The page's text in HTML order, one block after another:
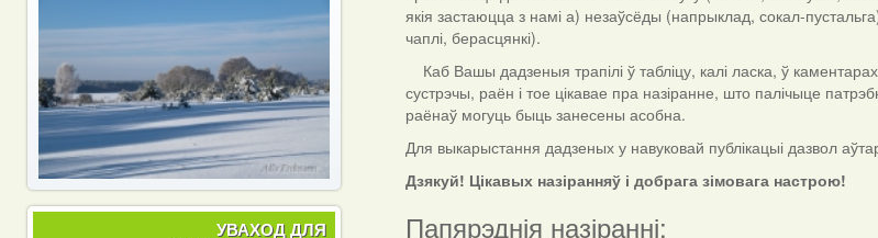
якія застаюцца з намі а) незаўсёды (напрыклад, сокал-
чаплі, берасцянкі).
Каб Вашы дадзеныя трапілі ў табліцу, калі ласка, ў
сустрэчы, раён і тое цікавае пра назіранне, што палічыце
раёнаў могуць быць занесены асобна.
Для выкарыстання дадзеных у навуковай публікацыі дазвол
Дзякуй! Цікавых назіранняў і добрага зімовага настрою!
Папярэднія назіранні:
УВАХОД ДЛЯ